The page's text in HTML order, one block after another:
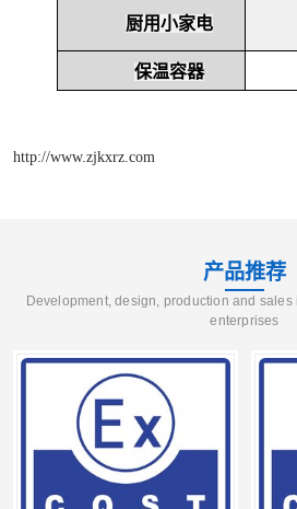
厨用小家电
保温容器
http://www.zjkxrz.com
产品推荐
Development, design, production and
enterprises